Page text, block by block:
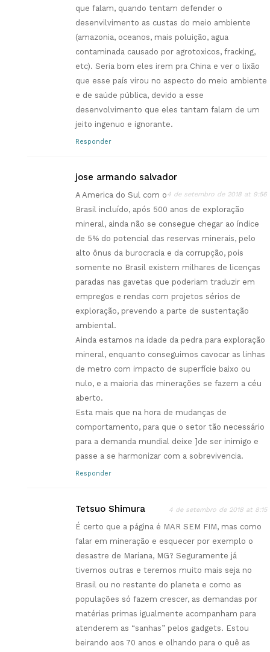
que falam, quando tentam defender o
desenvilvimento as custas do meio ambiente
(amazonia, oceanos, mais poluição, agua
contaminada causado por agrotoxicos, fracking,
etc). Seria bom eles irem pra China e ver o lixão
que esse país virou no aspecto do meio ambiente
e de saúde pública, devido a esse
desenvolvimento que eles tantam falam de um
jeito ingenuo e ignorante.
Responder
jose armando salvador
4 de setembro de 2018 at 9:56
A America do Sul com o
Brasil incluído, após 500 anos de exploração
mineral, ainda não se consegue chegar ao índice
de 5% do potencial das reservas minerais, pelo
alto ônus da burocracia e da corrupção, pois
somente no Brasil existem milhares de licenças
paradas nas gavetas que poderiam traduzir em
empregos e rendas com projetos sérios de
exploração, prevendo a parte de sustentação
ambiental.
Ainda estamos na idade da pedra para exploração
mineral, enquanto conseguimos cavocar as linhas
de metro com impacto de superfície baixo ou
nulo, e a maioria das minerações se fazem a céu
aberto.
Esta mais que na hora de mudanças de
comportamento, para que o setor tão necessário
para a demanda mundial deixe ]de ser inimigo e
passe a se harmonizar com a sobrevivencia.
Responder
Tetsuo Shimura 4 de setembro de 2018 at 8:15
É certo que a página é MAR SEM FIM, mas como
falar em mineração e esquecer por exemplo o
desastre de Mariana, MG? Seguramente já
tivemos outras e teremos muito mais seja no
Brasil ou no restante do planeta e como as
populações só fazem crescer, as demandas por
matérias primas igualmente acompanham para
atenderem as “sanhas” pelos gadgets. Estou
beirando aos 70 anos e olhando para o quê as